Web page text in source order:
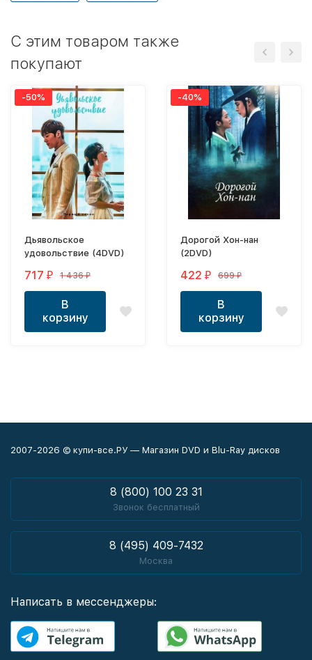
C этим товаром также
покупают
-50%
Дьявольское
удовольствие (4DVD)
717 ₽ 1 436₽
В
корзину
-40%
Дорогой Хон-нан
(2DVD)
422 ₽ 699₽
В
корзину
2007-2026 © купи-все.РУ — Магазин DVD и Blu-Ray дисков
8 (800) 100 23 31
Звонок бесплатный
8 (495) 409-7432
Москва
Написать в мессенджеры: